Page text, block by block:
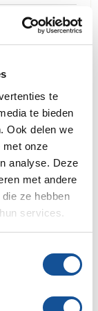
te
te bieden
Ook delen we
met onze
analyse. Deze
met andere
ze hebben
services.